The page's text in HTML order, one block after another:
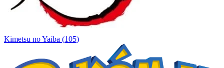
Kimetsu no Yaiba (105)